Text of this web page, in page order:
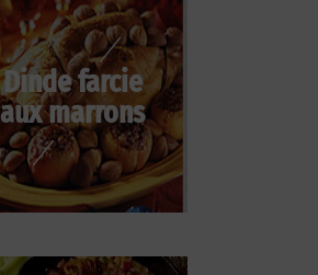
Dinde farcie
aux marrons